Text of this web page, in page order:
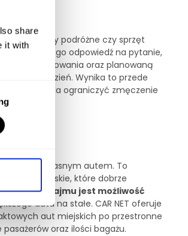
share
it with
wózki, torby podróżne czy sprzęt
dlatego odpowiedź na pytanie,
sposób pakowania oraz planowaną
na co dzień. Wynika to przede
pozwala ograniczyć zmęczenie
podróży własnym autem. To
miejskie, które dobrze
zaletą wynajmu jest możliwość
auta na stałe. CAR NET oferuje
aut miejskich po przestronne
oraz ilości bagażu.